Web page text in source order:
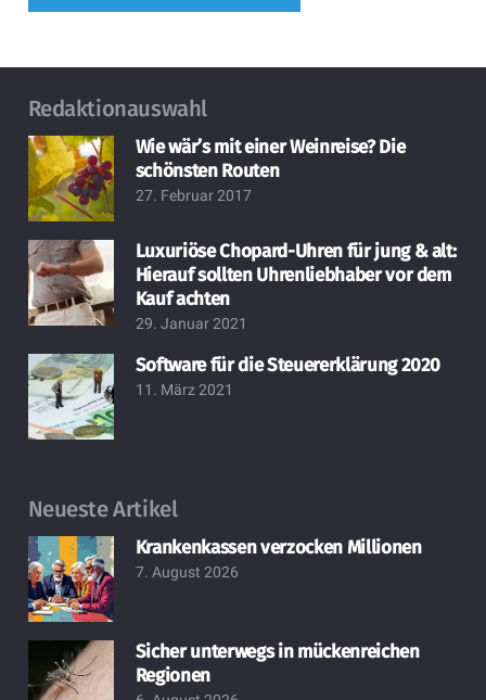
Redaktionauswahl
Wie wär’s mit einer Weinreise? Die
schönsten Routen
27. Februar 2017
Luxuriöse Chopard-Uhren für jung & alt:
Hierauf sollten Uhrenliebhaber vor dem
Kauf achten
29. Januar 2021
Software für die Steuererklärung 2020
11. März 2021
Neueste Artikel
Krankenkassen verzocken Millionen
7. August 2026
Sicher unterwegs in mückenreichen
Regionen